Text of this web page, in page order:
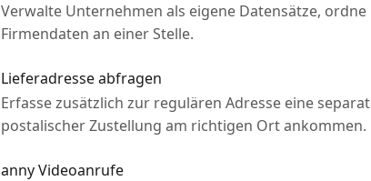
Verwalte Unternehmen als eigene Datensätze,
Firmendaten an einer Stelle.
Lieferadresse abfragen
Erfasse zusätzlich zur regulären Adresse eine
postalischer Zustellung am richtigen Ort ankommen.
anny Videoanrufe